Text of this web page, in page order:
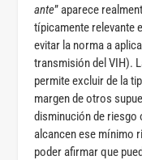
ante” aparece
típicamente relevante
evitar la norma a
transmisión del VIH).
permite excluir de la
margen de otros
disminución de riesgo
alcancen ese mínimo
poder afirmar que